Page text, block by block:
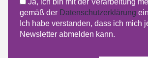
gemäß der Datenschutzerklärung
Ich habe verstanden, dass ich mich
Newsletter abmelden kann.